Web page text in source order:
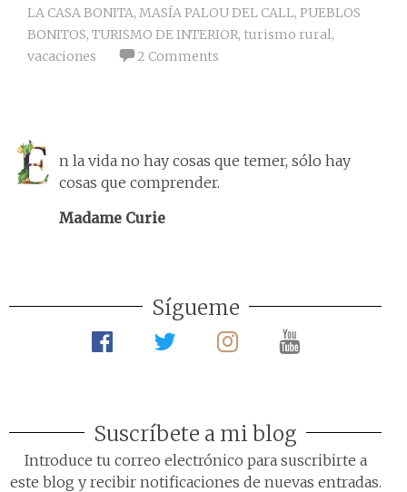
LA CASA BONITA, MASÍA PALOU DEL CALL, PUEBLOS
BONITOS, TURISMO DE INTERIOR, turismo rural,
vacaciones
2 Comments
n la vida no hay cosas que temer, sólo hay
cosas que comprender.
Madame Curie
Sígueme
Suscríbete a mi blog
Introduce tu correo electrónico para suscribirte a
este blog y recibir notificaciones de nuevas entradas.